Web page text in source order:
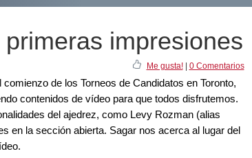
impresiones
Me gusta!| 0 Comentarios
de los Torneos de Candidatos en Toronto,
contenidos de vídeo para que todos disfrutemos.
del ajedrez, como Levy Rozman (alias
en la sección abierta. Sagar nos acerca al lugar del